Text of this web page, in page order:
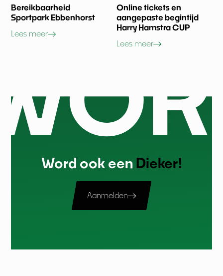
Bereikbaarheid
Sportpark Ebbenhorst
Lees meer
Online tickets en
aangepaste begintijd
Harry Hamstra CUP
Lees meer
Word ook een Dieker!
Aanmelden